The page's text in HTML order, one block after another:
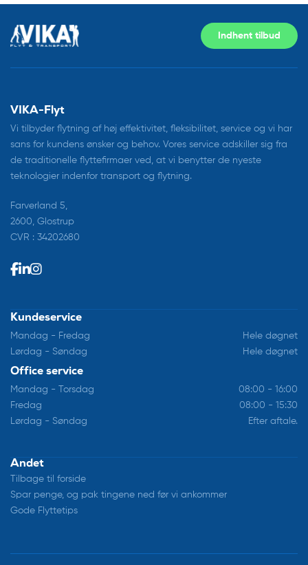
Indhent tilbud
VIKA-Flyt
Vi tilbyder flytning af høj effektivitet, fleksibilitet, service og vi har
sans for kundens ønsker og behov. Vores service adskiller sig fra
de traditionelle flyttefirmaer ved, at vi benytter de nyeste
teknologier indenfor transport og flytning.
Farverland 5,
2600, Glostrup
CVR : 34202680
Kundeservice
Mandag - Fredag
Hele døgnet
Lørdag - Søndag
Hele døgnet
Office service
Mandag - Torsdag
08:00 - 16:00
Fredag
08:00 - 15:30
Lørdag - Søndag
Efter aftale.
Andet
Tilbage til forside
Spar penge, og pak tingene ned før vi ankommer
Gode Flyttetips